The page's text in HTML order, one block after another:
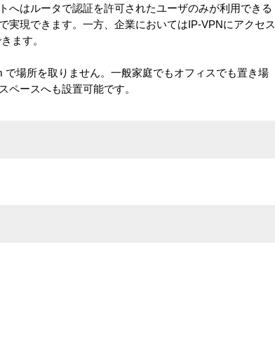
へはルータで認証を許可されたユーザのみが利用できる
実現できます。一方、企業においてはIP-VPNにアクセス
ます。
場所を取りません。一般家庭でもオフィスでも置き場
ペースへも設置可能です。